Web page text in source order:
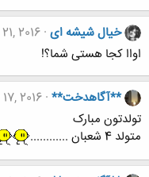
خیال شیشه ای 2016
اواا کجا هستی شما؟!
**آگاهدخت** 2016
تولدتون مبارک
متولد 4 شعبان ............